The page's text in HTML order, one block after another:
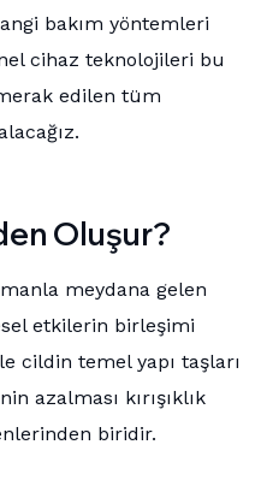
bakım yöntemleri
cihaz teknolojileri bu
edilen tüm
Oluşur?
meydana gelen
etkilerin birleşimi
cildin temel yapı taşları
azalması kırışıklık
biridir.